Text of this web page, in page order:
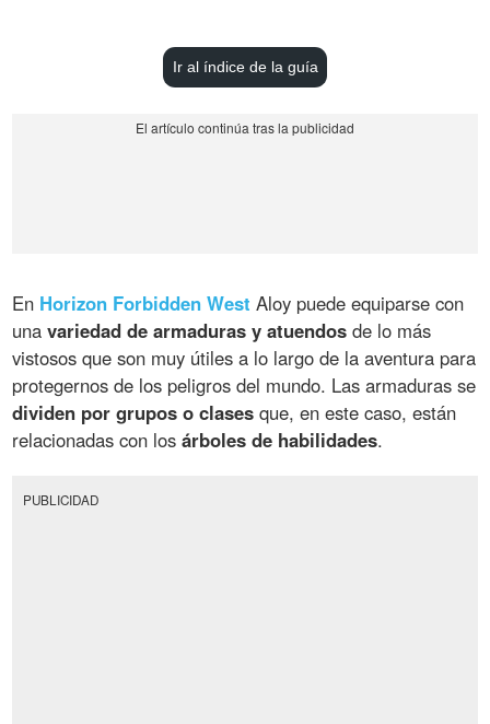
Ir al índice de la guía
En Horizon Forbidden West Aloy puede equiparse con
unavariedad de armaduras y atuendos de lo más
vistosos que son muy útiles a lo largo de la aventura para
protegernos de los peligros del mundo. Las armaduras se
dividen por grupos o clases que, en este caso, están
relacionadas con losárboles de habilidades.
PUBLICIDAD